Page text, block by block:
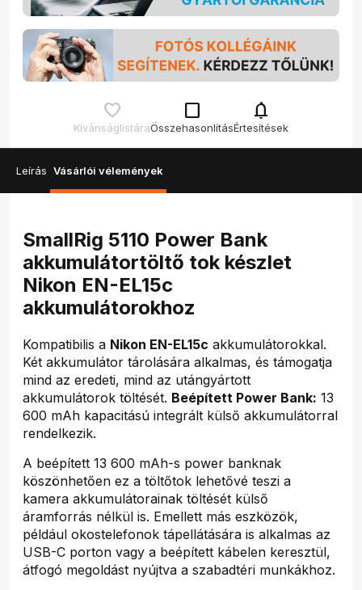
Kívánságlistára
check_box_outline_blank
Összehasonlítás
notifications
Értesítések
Leírás Vásárlói vélemények
SmallRig 5110 Power Bank
akkumulátortöltő tok készlet
Nikon EN-EL15c
akkumulátorokhoz
Kompatibilis a Nikon EN-EL15c akkumulátorokkal.
Két akkumulátor tárolására alkalmas, és támogatja
mind az eredeti, mind az utángyártott
akkumulátorok töltését. Beépített Power Bank: 13
600 mAh kapacitású integrált külső akkumulátorral
rendelkezik.
A beépített 13 600 mAh-s power banknak
köszönhetően ez a töltőtok lehetővé teszi a
kamera akkumulátorainak töltését külső
áramforrás nélkül is. Emellett más eszközök,
például okostelefonok tápellátására is alkalmas az
USB-C porton vagy a beépített kábelen keresztül,
átfogó megoldást nyújtva a szabadtéri munkákhoz.